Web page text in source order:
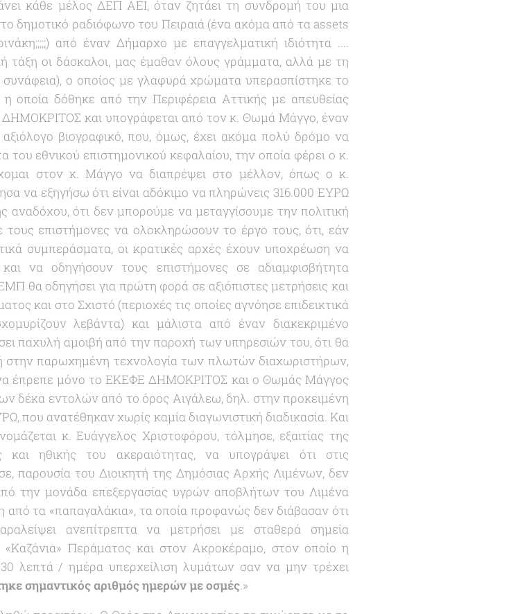
κάθε μέλος ΔΕΠ ΑΕΙ, όταν ζητάει τη συνδρομή του μια
δημοτικό ραδιόφωνο του Πειραιά (ένα ακόμα από τα assets
από έναν Δήμαρχο με επαγγελματική ιδιότητα ....
τάξη οι δάσκαλοι, μας έμαθαν όλους γράμματα, αλλά με τη
ο οποίος με γλαφυρά χρώματα υπερασπίστηκε το
οποία δόθηκε από την Περιφέρεια Αττικής με απευθείας
και υπογράφεται από τον κ. Θωμά Μάγγο, έναν
βιογραφικό, που, όμως, έχει ακόμα πολύ δρόμο να
του εθνικού επιστημονικού κεφαλαίου, την οποία φέρει ο κ.
στον κ. Μάγγο να διαπρέψει στο μέλλον, όπως ο κ.
να εξηγήσω ότι είναι αδόκιμο να πληρώνεις 316.000 ΕΥΡΩ
αναδόχου, ότι δεν μπορούμε να μεταγγίσουμε την πολιτική
τους επιστήμονες να ολοκληρώσουν το έργο τους, ότι, εάν
συμπεράσματα, οι κρατικές αρχές έχουν υποχρέωση να
να οδηγήσουν τους επιστήμονες σε αδιαμφισβήτητα
θα οδηγήσει για πρώτη φορά σε αξιόπιστες μετρήσεις και
και στο Σχιστό (περιοχές τις οποίες αγνόησε επιδεικτικά
λεβάντα) και μάλιστα από έναν διακεκριμένο
παχυλή αμοιβή από την παροχή των υπηρεσιών του, ότι θα
στην παρωχημένη τεχνολογία των πλωτών διαχωριστήρων,
να έπρεπε μόνο το ΕΚΕΦΕ ΔΗΜΟΚΡΙΤΟΣ και ο Θωμάς Μάγγος
δέκα εντολών από το όρος Αιγάλεω, δηλ. στην προκειμένη
που ανατέθηκαν χωρίς καμία διαγωνιστική διαδικασία. Και
κ. Ευάγγελος Χριστοφόρου, τόλμησε, εξαιτίας της
και ηθικής του ακεραιότητας, να υπογράψει ότι στις
παρουσία του Διοικητή της Δημόσιας Αρχής Λιμένων, δεν
την μονάδα επεξεργασίας υγρών αποβλήτων του Λιμένα
από τα «παπαγαλάκια», τα οποία προφανώς δεν διάβασαν ότι
ανεπίτρεπτα να μετρήσει με σταθερά σημεία
«Καζάνια» Περάματος και στον Ακροκέραμο, στον οποίο η
λεπτά / ημέρα υπερχείλιση λυμάτων σαν να μην τρέχει
σηµαντικός αριθµός ηµερών µε οσµές.»